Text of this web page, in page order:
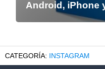
Android, iPhone
INSTAGRAM